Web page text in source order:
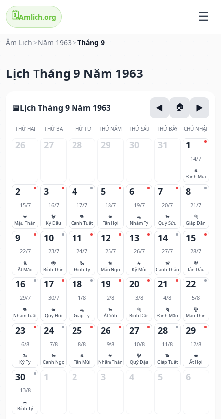
🗓️Amlich.org
Âm Lịch > Năm 1963 >Tháng 9
Lịch Tháng 9 Năm 1963
Lịch Tháng 9 Năm 1963
THỨ HAI THỨ BA THỨ TƯ THỨ NĂM THỨ SÁU THỨ BẢY CHỦ NHẬT
26 27 28 29 30 31 1
14/7
🐐
Đinh Mùi
2
15/7
🐒
Mậu Thân
3
16/7
🐓
Kỷ Dậu
4
17/7
🐕
Canh Tuất
5
18/7
🐖
Tân Hợi
6
19/7
🐀
Nhâm Tý
7
20/7
🐂
Quý Sửu
8
21/7
🐅
Giáp Dần
9
22/7
🐈
Ất Mão
10
23/7
🐉
Bính Thìn
11
24/7
🐍
Đinh Tỵ
12
25/7
🐎
Mậu Ngọ
13
26/7
🐐
Kỷ Mùi
14
27/7
🐒
Canh Thân
15
28/7
🐓
Tân Dậu
16
29/7
🐕
Nhâm Tuất
17
30/7
🐖
Quý Hợi
18
1/8
🐀
Giáp Tý
19
2/8
🐂
Ất Sửu
20
3/8
🐅
Bính Dần
21
4/8
🐈
Đinh Mão
22
5/8
🐉
Mậu Thìn
23
6/8
🐍
Kỷ Tỵ
24
7/8
🐎
Canh Ngọ
25
8/8
🐐
Tân Mùi
26
9/8
🐒
Nhâm Thân
27
10/8
🐓
Quý Dậu
28
11/8
🐕
Giáp Tuất
29
12/8
🐖
Ất Hợi
30
13/8
🐀
Bính Tý
1 2 3 4 5 6